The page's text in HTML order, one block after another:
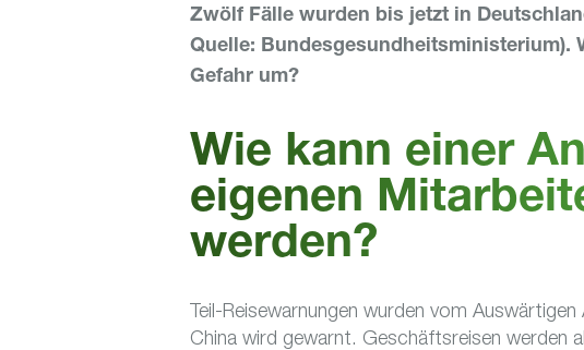
Zwölf Fälle wurden bis jetzt in
Quelle: Bundesgesundheitsministerium).
Gefahr um?
Wie kann einer
eigenen
werden?
Teil-Reisewarnungen wurden vom
China wird gewarnt. Geschäftsreisen werden